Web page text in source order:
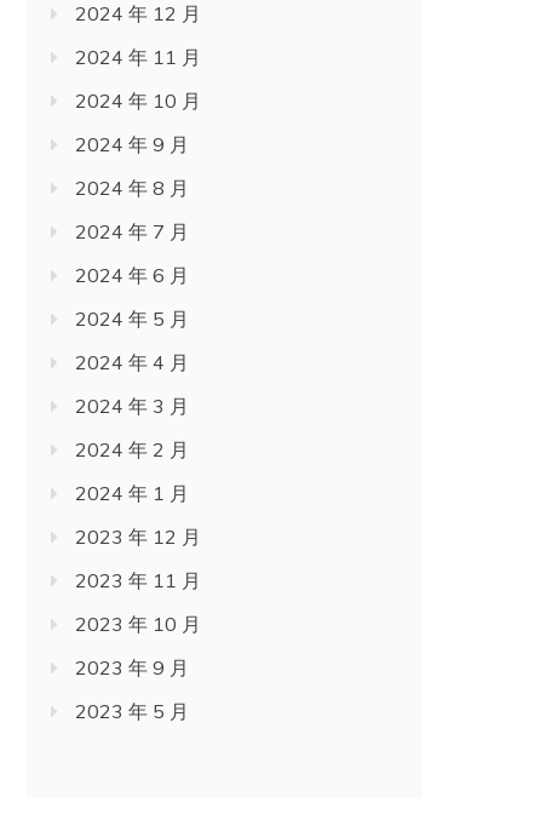
2024 年 12 月
2024 年 11 月
2024 年 10 月
2024 年 9 月
2024 年 8 月
2024 年 7 月
2024 年 6 月
2024 年 5 月
2024 年 4 月
2024 年 3 月
2024 年 2 月
2024 年 1 月
2023 年 12 月
2023 年 11 月
2023 年 10 月
2023 年 9 月
2023 年 5 月